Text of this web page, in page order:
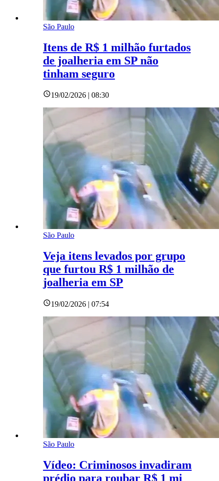
São Paulo
Itens de R$ 1 milhão furtados
de joalheria em SP não
tinham seguro
19/02/2026 | 08:30
São Paulo
Veja itens levados por grupo
que furtou R$ 1 milhão de
joalheria em SP
19/02/2026 | 07:54
São Paulo
Vídeo: Criminosos invadiram
prédio para roubar R$ 1 mi